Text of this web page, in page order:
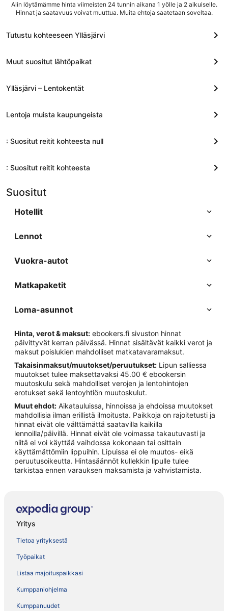
Alin löytämämme hinta viimeisten 24 tunnin aikana 1 yölle ja 2 aikuiselle.
Hinnat ja saatavuus voivat muuttua. Muita ehtoja saatetaan soveltaa.
Tutustu kohteeseen Ylläsjärvi
Muut suositut lähtöpaikat
Ylläsjärvi – Lentokentät
Lentoja muista kaupungeista
: Suositut reitit kohteesta null
: Suositut reitit kohteesta
Suositut
Hotellit
Lennot
Vuokra-autot
Matkapaketit
Loma-asunnot
Hinta, verot & maksut: ebookers.fi sivuston hinnat
päivittyvät kerran päivässä. Hinnat sisältävät kaikki verot ja
maksut poislukien mahdolliset matkatavaramaksut.
Takaisinmaksut/muutokset/peruutukset: Lipun salliessa
muutokset tulee maksettavaksi 45.00 € ebookersin
muutoskulu sekä mahdolliset verojen ja lentohintojen
erotukset sekä lentoyhtiön muutoskulut.
Muut ehdot: Aikatauluissa, hinnoissa ja ehdoissa muutokset
mahdollisia ilman erillistä ilmoitusta. Paikkoja on rajoitetusti ja
hinnat eivät ole välttämättä saatavilla kaikilla
lennoilla/päivillä. Hinnat eivät ole voimassa takautuvasti ja
niitä ei voi käyttää vaihdossa kokonaan tai osittain
käyttämättömiin lippuihin. Lipuissa ei ole muutos- eikä
peruutusoikeutta. Hintasäännöt kullekkin lipulle tulee
tarkistaa ennen varauksen maksamista ja vahvistamista.
Yritys
Tietoa yrityksestä
Työpaikat
Listaa majoituspaikkasi
Kumppaniohjelma
Kumppanuudet